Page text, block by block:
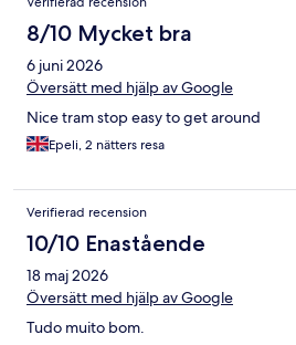
8/10 Mycket bra
6 juni 2026
Översätt med hjälp av Google
Nice tram stop easy to get around
Epeli, 2 nätters resa
Verifierad recension
10/10 Enastående
18 maj 2026
Översätt med hjälp av Google
Tudo muito bom.